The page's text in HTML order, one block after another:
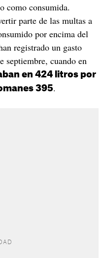
como consumida.
parte de las multas a
por encima del
registrado un gasto
septiembre, cuando en
en 424 litros por
395.